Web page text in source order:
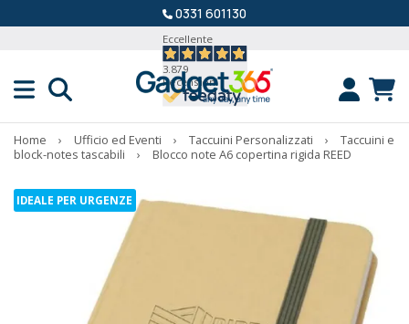
0331 601130
Eccellente
3.879
Recensioni
Home › Ufficio ed Eventi › Taccuini Personalizzati ›
Taccuini e
block-notes tascabili
› Blocco note A6 copertina rigida REED
IDEALE PER URGENZE